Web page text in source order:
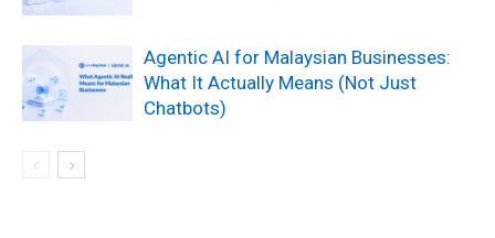
Agentic AI for Malaysian Businesses:
What It Actually Means (Not Just
Chatbots)